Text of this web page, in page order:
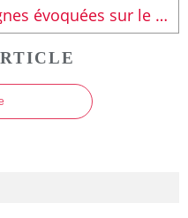
Les travaux des Chronolignes évoquées sur le plateau de LMTV